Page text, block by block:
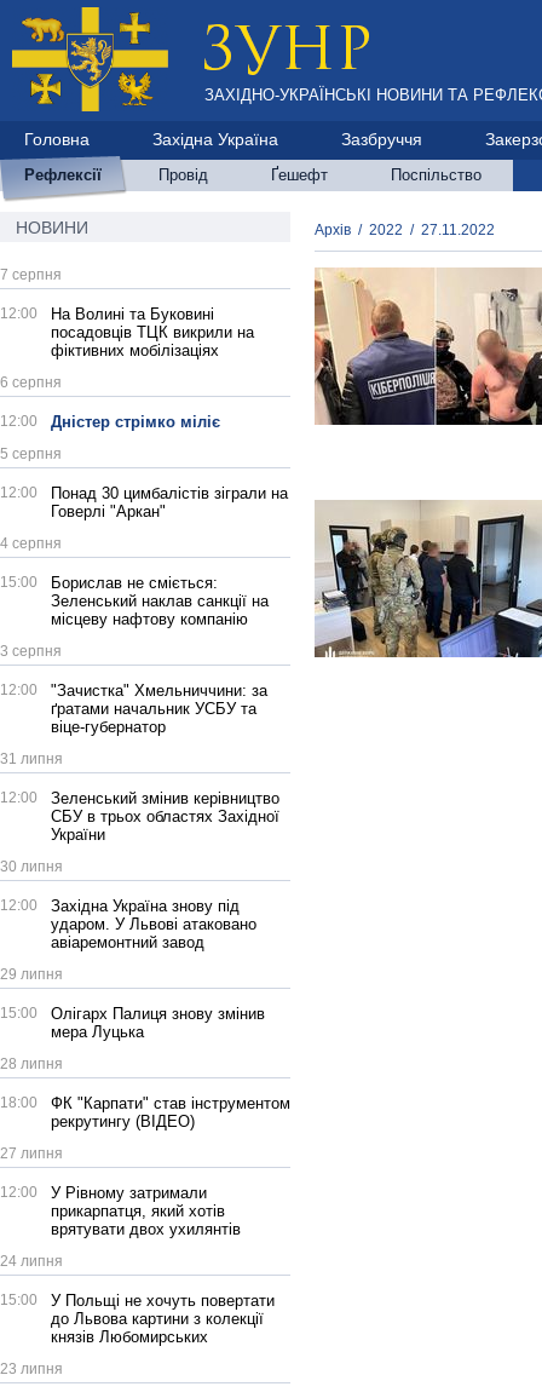
ЗАХІДНО-УКРАЇНСЬКІ НОВИНИ ТА
Головна Західна Україна Зазбруччя
Рефлексії Провід Ґешефт Поспільство
НОВИНИ
7 серпня
12:00
На Волині та Буковині
посадовців ТЦК викрили на
фіктивних мобілізаціях
6 серпня
12:00 Дністер стрімко міліє
5 серпня
12:00
Понад 30 цимбалістів зіграли на
Говерлі "Аркан"
4 серпня
15:00
Борислав не сміється:
Зеленський наклав санкції на
місцеву нафтову компанію
3 серпня
12:00
"Зачистка" Хмельниччини: за
ґратами начальник УСБУ та
віце-губернатор
31 липня
12:00
Зеленський змінив керівництво
СБУ в трьох областях Західної
України
30 липня
12:00
Західна Україна знову під
ударом. У Львові атаковано
авіаремонтний завод
29 липня
15:00
Олігарх Палиця знову змінив
мера Луцька
28 липня
18:00
ФК "Карпати" став інструментом
рекрутингу (ВІДЕО)
27 липня
12:00
У Рівному затримали
прикарпатця, який хотів
врятувати двох ухилянтів
24 липня
15:00
У Польщі не хочуть повертати
до Львова картини з колекції
князів Любомирських
23 липня
Архів / 2022 / 27.11.2022